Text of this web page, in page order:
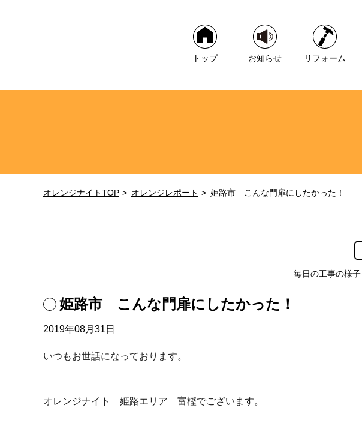
トップ お知らせ リフォーム
オレンジナイトTOP オレンジレポート 姫路市 こんな門扉にしたかった！
毎日の工事の様
姫路市 こんな門扉にしたかった！
2019年08月31日
いつもお世話になっております。
オレンジナイト 姫路エリア 富樫でございます。